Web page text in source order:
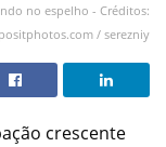
no espelho - Créditos:
/ serezniy
crescente